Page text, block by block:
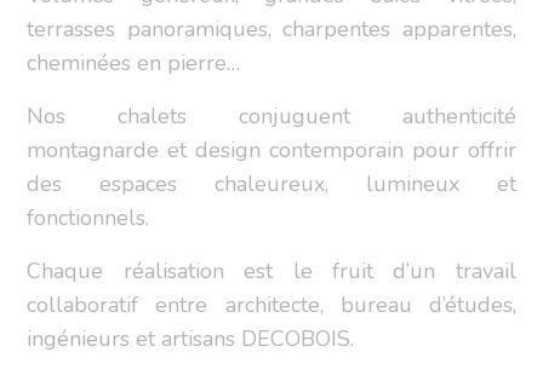
terrasses panoramiques, charpentes apparentes,
cheminées en pierre…
Nos chalets conjuguent authenticité
montagnarde et design contemporain pour offrir
des espaces chaleureux, lumineux et
fonctionnels.
Chaque réalisation est le fruit d’un travail
collaboratif entre architecte, bureau d’études,
ingénieurs et artisans DECOBOIS.